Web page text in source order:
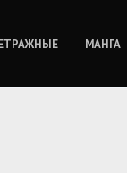
МАНГА